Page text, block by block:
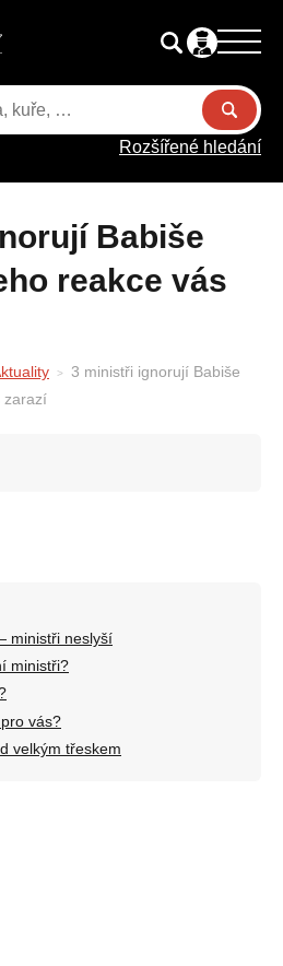
Rozšířené hledání
reakce vás
3 ministři ignorují Babiše
zarazí
ministři neslyší
ministři?
vás?
velkým třeskem